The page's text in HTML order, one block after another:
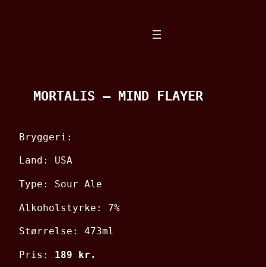
MORTALIS – MIND FLAYER
Bryggeri:
Land: USA
Type: Sour Ale
Alkoholstyrke: 7%
Størrelse: 473ml
Pris: 189 kr.